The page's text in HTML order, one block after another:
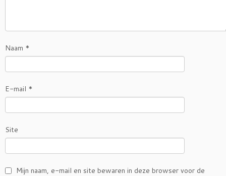
Naam *
E-mail *
Site
Mijn naam, e-mail en site bewaren in deze browser voor de